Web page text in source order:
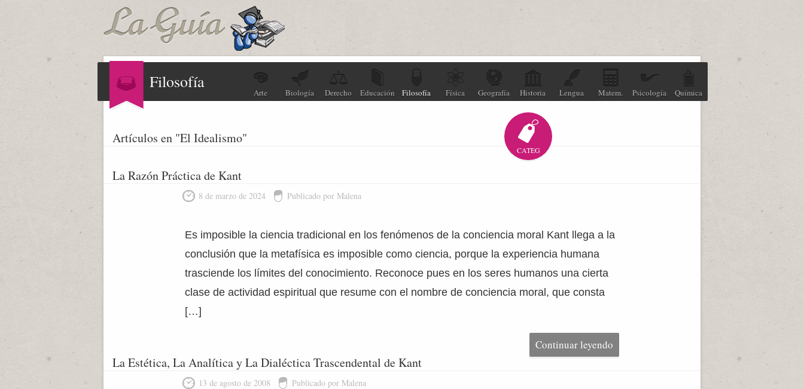
Filosofía
Arte Biología Derecho Educación Filosofía Física Geografía Historia Lengua Matem. Psicología Química
Artículos en "El Idealismo"
CATEG
La Razón Práctica de Kant
8 de marzo de 2024 Publicado por Malena
Es imposible la ciencia tradicional en los fenómenos de la conciencia moral Kant llega a la
conclusión que la metafísica es imposible como ciencia, porque la experiencia humana
trasciende los límites del conocimiento. Reconoce pues en los seres humanos una cierta
clase de actividad espiritual que resume con el nombre de conciencia moral, que consta
[…]
Continuar leyendo
La Estética, La Analítica y La Dialéctica Trascendental de Kant
13 de agosto de 2008 Publicado por Malena